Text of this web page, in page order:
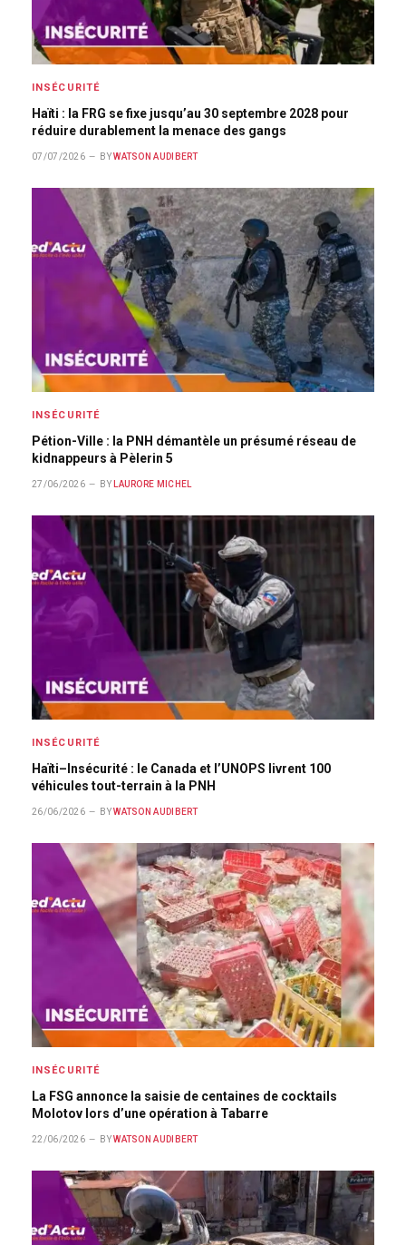
INSÉCURITÉ
Haïti : la FRG se fixe jusqu’au 30 septembre 2028 pour
réduire durablement la menace des gangs
07/07/2026 BY WATSON AUDIBERT
INSÉCURITÉ
Pétion-Ville : la PNH démantèle un présumé réseau de
kidnappeurs à Pèlerin 5
27/06/2026 BY LAURORE MICHEL
INSÉCURITÉ
Haïti–Insécurité : le Canada et l’UNOPS livrent 100
véhicules tout-terrain à la PNH
26/06/2026 BY WATSON AUDIBERT
INSÉCURITÉ
La FSG annonce la saisie de centaines de cocktails
Molotov lors d’une opération à Tabarre
22/06/2026 BY WATSON AUDIBERT